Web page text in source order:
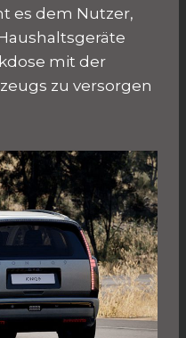
es dem Nutzer,
mit der
zu versorgen